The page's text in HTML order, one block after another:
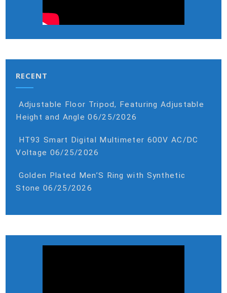
RECENT
Adjustable Floor Tripod, Featuring Adjustable
Height and Angle 06/25/2026
HT93 Smart Digital Multimeter 600V AC/DC
Voltage 06/25/2026
Golden Plated Men’S Ring with Synthetic
Stone 06/25/2026